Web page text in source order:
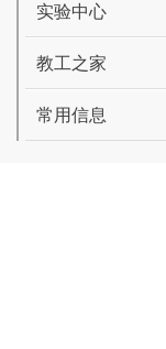
实验中心
教工之家
常用信息